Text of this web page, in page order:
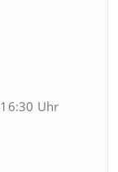
Uhr